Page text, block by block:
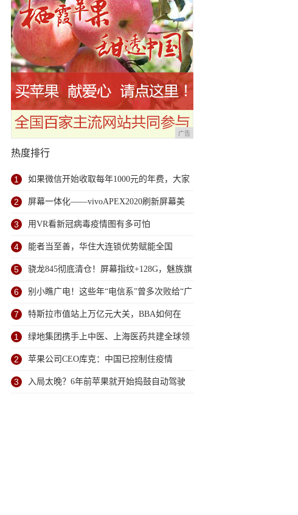
广告
热度排行
1 如果微信开始收取每年1000元的年费，大家
还会不会使用微信？
2 屏幕一体化——vivoAPEX2020刷新屏幕美
学，创造舒适视觉享受
3 用VR看新冠病毒疫情图有多可怕
4 能者当至善，华住大连锁优势赋能全国
战"疫"
5 骁龙845彻底清仓！屏幕指纹+128G，魅族旗
舰直降1500元
6 别小瞧广电！这些年“电信系”曾多次败给“广
电系”
7 特斯拉市值站上万亿元大关，BBA如何在
“自动驾驶”上做空它？
1 绿地集团携手上中医、上海医药共建全球领
先生物医药及医用物资产业园
2 苹果公司CEO库克：中国已控制住疫情
iPhone生产陆续恢复
3 入局太晚？6年前苹果就开始捣鼓自动驾驶